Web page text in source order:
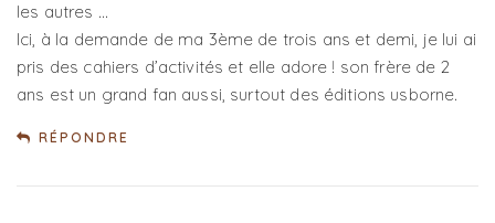
les autres …
Ici, à la demande de ma 3ème de trois ans et demi, je lui ai
pris des cahiers d’activités et elle adore ! son frère de 2
ans est un grand fan aussi, surtout des éditions usborne.
RÉPONDRE